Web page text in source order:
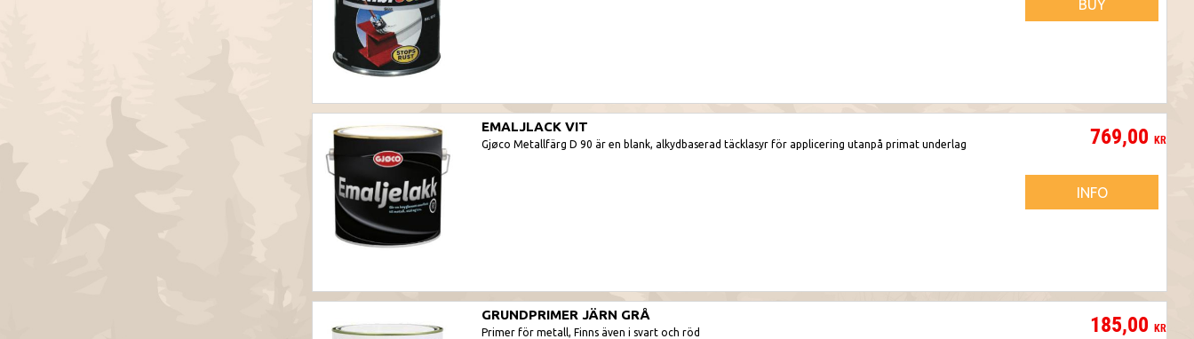
BUY
EMALJLACK VIT
Gjøco Metallfärg D 90 är en blank, alkydbaserad täcklasyr för applicering utanpå primat underlag 769,00 KR
INFO
GRUNDPRIMER JÄRN GRÅ
Primer för metall, Finns även i svart och röd 185,00 KR